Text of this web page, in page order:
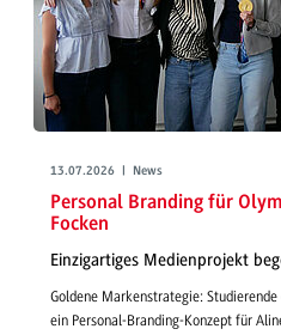
13.07.2026 | News
Personal Branding für
Focken
Einzigartiges Medienprojekt
Goldene Markenstrategie:
ein Personal-Branding-Konzept für